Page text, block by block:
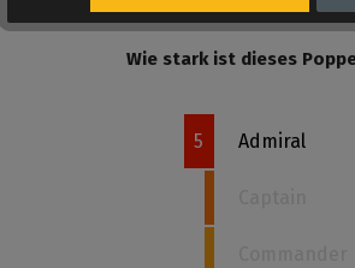
Wie stark ist dieses
5 Admiral